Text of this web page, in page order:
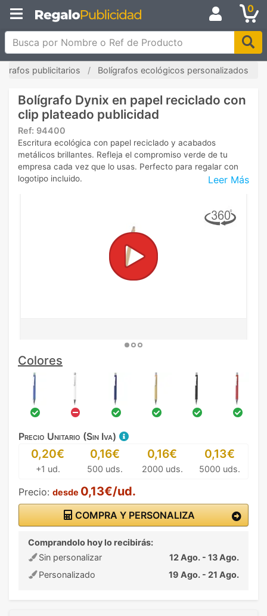
0
Busca por Nombre o Ref de Producto
publicitarios Bolígrafos ecológicos personalizados
Bolígrafo Dynix en papel reciclado con
clip plateado publicidad
Ref: 94400
Leer Más
Escritura ecológica con papel reciclado y acabados
metálicos brillantes. Refleja el compromiso verde de tu
empresa cada vez que lo usas. Perfecto para regalar con
logotipo incluido.
Colores
Precio Unitario (Sin Iva)
0,20€
+1 ud.
0,16€
500 uds.
0,16€
2000 uds.
0,13€
5000 uds.
Precio: desde 0,13€/ud.
COMPRA Y PERSONALIZA
Comprandolo hoy lo recibirás:
Sin personalizar
12 Ago. - 13 Ago.
Personalizado
19 Ago. - 21 Ago.